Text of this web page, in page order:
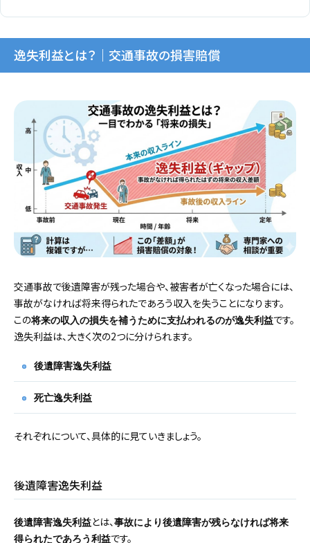
逸失利益とは？｜交通事故の損害賠償
交通事故で後遺障害が残った場合や、被害者が亡くなった場合には、
事故がなければ将来得られたであろう収入を失うことになります。
この将来の収入の損失を補うために支払われるのが逸失利益です。
逸失利益は、大きく次の2つに分けられます。
後遺障害逸失利益
死亡逸失利益
それぞれについて、具体的に見ていきましょう。
後遺障害逸失利益
後遺障害逸失利益とは、 事故により後遺障害が残らなければ将来
得られたであろう利益です。